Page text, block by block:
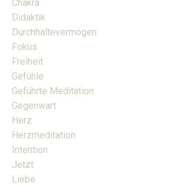
Chakra
Didaktik
Durchhaltevermögen
Fokus
Freiheit
Gefühle
Geführte Meditation
Gegenwart
Herz
Herzmeditation
Intention
Jetzt
Liebe